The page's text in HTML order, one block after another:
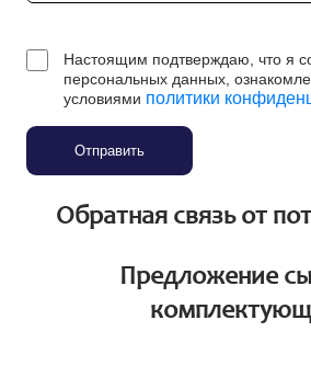
Настоящим подтверждаю, что я
персональных данных,
условиями политики
Отправить
Обратная связь от
Предложение